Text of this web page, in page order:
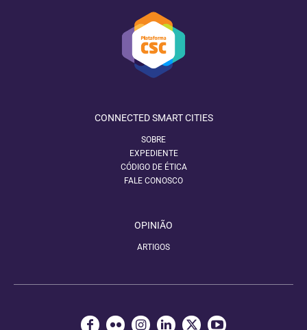
CONNECTED SMART CITIES
SOBRE
EXPEDIENTE
CÓDIGO DE ÉTICA
FALE CONOSCO
OPINIÃO
ARTIGOS